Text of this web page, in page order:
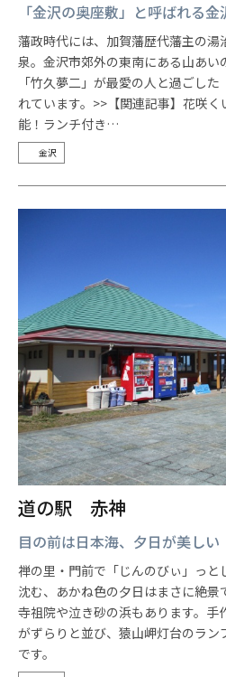
「金沢の奥座敷」と呼ばれる
藩政時代には、加賀藩歴代藩主の湯
泉。金沢市郊外の東南にある山あい
「竹久夢二」が最愛の人と過ごし
れています。>>【関連記事】花咲
能！ランチ付き…
金沢
道の駅 赤神
目の前は日本海、夕日が美しい
禅の里・門前で「じんのびぃ」っと
沈む、あかね色の夕日はまさに絶景
寺祖院や泣き砂の浜もあります。手
がずらりと並び、猿山岬灯台のラ
です。